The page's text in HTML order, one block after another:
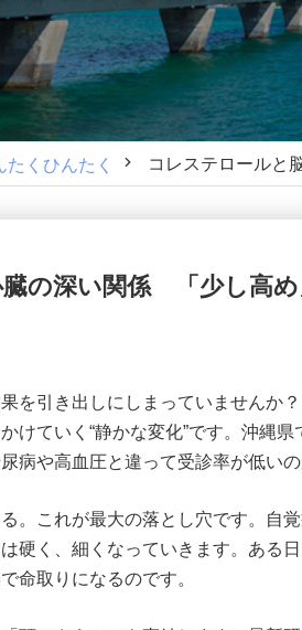
たくひんたく コレステロールと
の深い関係 「少し高
を引き出しにしまっていませんか
けていく“静かな変化”です。沖縄
病や高血圧と違って受診率が低いの
。これが最大の落とし穴です。自
硬く、細くなっていきます。ある
命取りになるのです。